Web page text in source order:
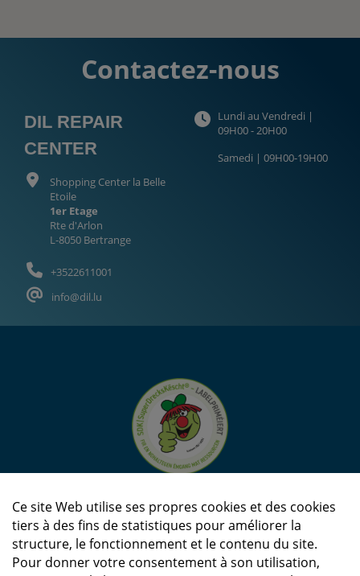
Contactez-nous
DIL REPAIR
CENTER
Shopping Center la Belle
Etoile
1er Etage
Rte d'Arlon
L-8050 Bertrange
+3522611001
info@dil.lu
Lundi au Vendredi |
09H00 - 20H00
Samedi | 09H00-19H00
Ce site Web utilise ses propres cookies et des cookies
tiers à des fins de statistiques pour améliorer la
structure, le fonctionnement et le contenu du site.
Pour donner votre consentement à son utilisation,